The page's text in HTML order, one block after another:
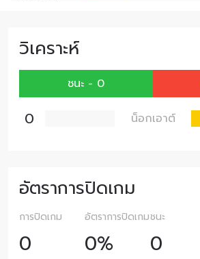
วิเคราะห์
ชนะ - 0
0 น็อกเอาต์
อัตราการปิดเกม
การปิดเกม
0
อัตราการปิดเกม
0%
ชนะ
0
ดูไฮไลต์การแข่งขัน
สมัคร
การส่งแบบฟอร์มนี้ถือว่าท่านให้ควา